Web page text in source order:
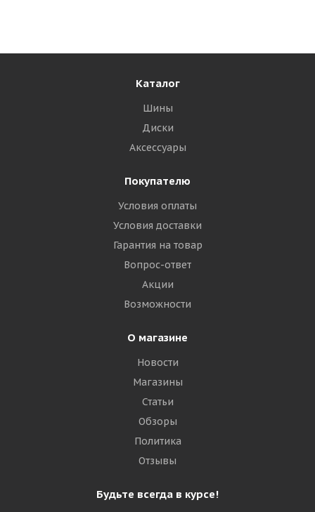
Каталог
Шины
Диски
Аксессуары
Покупателю
Условия оплаты
Условия доставки
Гарантия на товар
Вопрос-ответ
Акции
Возможности
О магазине
Новости
Магазины
Статьи
Обзоры
Политика
Отзывы
Будьте всегда в курсе!